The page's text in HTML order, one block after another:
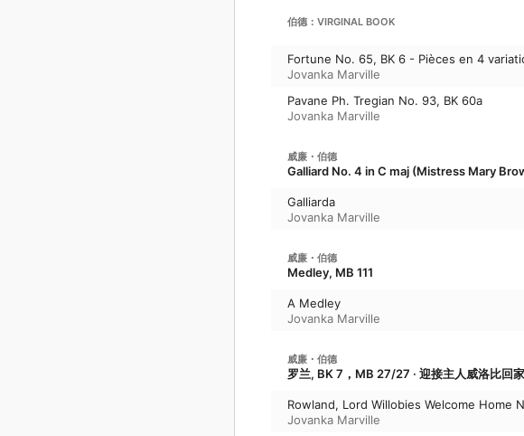
伯德：VIRGINAL BOOK
Fortune No. 65, BK 6 - Pièces en 4
Jovanka Marville
Pavane Ph. Tregian No. 93, BK 60a
Jovanka Marville
威廉・伯德
Galliard No. 4 in C maj (Mistress Mary
Galliarda
Jovanka Marville
威廉・伯德
Medley, MB 111
A Medley
Jovanka Marville
威廉・伯德
罗兰, BK 7，MB 27/27 · 迎接主人威洛比回家
Rowland, Lord Willobies Welcome Home
Jovanka Marville